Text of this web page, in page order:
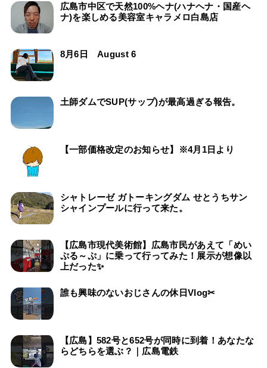
広島市中区で天然100%ヘナ(ハナヘナ・国産ヘ
ナ)を楽しめる美容室キャラメロ白島店
8月6日 August 6
土師ダムでSUP(サップ)が最高過ぎる報告。
【一部価格改定のお知らせ】※4月1日より
シャトレーゼ ガトーキングダム せとうちサン
シャインプールに行って来た。
【広島市現代美術館】広島市民があえて「めい
ぷる～ぷ」に乗って行ってみた！展示が想像以
上だった✨
誰も興味のないおじさんの休日Vlog✂
【広島】582号と652号が同時に到着！あなたな
らどちらを選ぶ？｜広島電鉄